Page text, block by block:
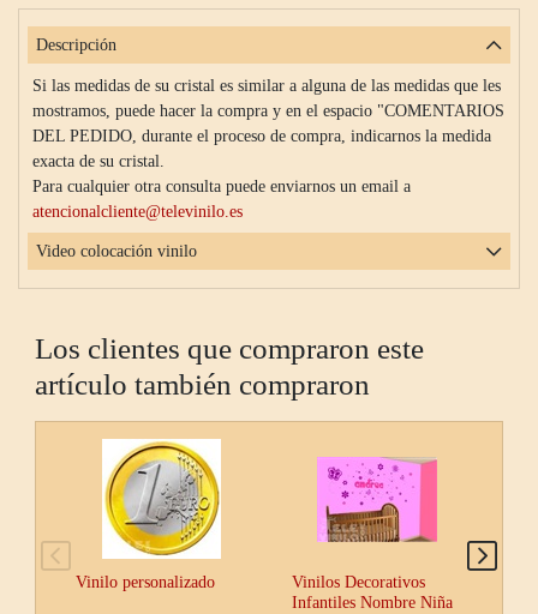
Descripción
Si las medidas de su cristal es similar a alguna de las medidas que les
mostramos, puede hacer la compra y en el espacio "COMENTARIOS
DEL PEDIDO, durante el proceso de compra, indicarnos la medida
exacta de su cristal.
Para cualquier otra consulta puede enviarnos un email a
atencionalcliente@televinilo.es
Video colocación vinilo
Los clientes que compraron este
artículo también compraron
Vinilo personalizado
Vinilos Decorativos
Infantiles Nombre Niña